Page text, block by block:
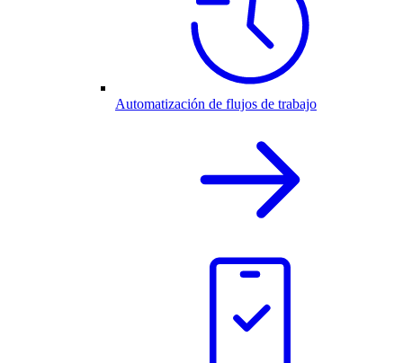
Automatización de flujos de trabajo